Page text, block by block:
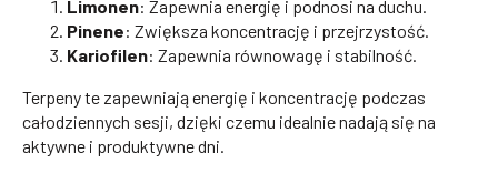
Limonen: Zapewnia energię i podnosi na duchu.
Pinene: Zwiększa koncentrację i przejrzystość.
Kariofilen: Zapewnia równowagę i stabilność.
Terpeny te zapewniają energię i koncentrację podczas
całodziennych sesji, dzięki czemu idealnie nadają się na
aktywne i produktywne dni.